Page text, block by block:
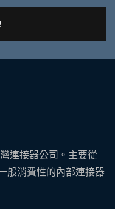
連接器公司。主要從
般消費性的內部連接器